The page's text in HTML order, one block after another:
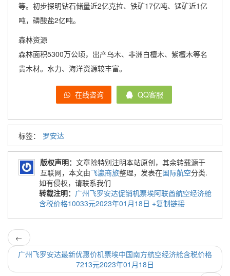
等。初步探明钻石储量近2亿克拉、铁矿17亿吨、锰矿近1亿
吨，磷酸盐2亿吨。
森林资源
森林面积5300万公顷，出产乌木、非洲白檀木、紫檀木等名
贵木材。水力、海洋资源较丰富。
在线咨询 QQ客服
标签： 罗安达
版权声明： 文章除特别注明本站原创，其余转载源于
互联网，本文由飞瀛商旅整理，发表在国际航空分类.
如有侵权，请联系我们
转载注明： 广州飞罗安达促销机票埃阿联酋航空经济舱
含税价格10033元2023年01月18日 +复制链接
←
广州飞罗安达最新优惠价机票埃中国南方航空经济舱含税价格
7213元2023年01月18日